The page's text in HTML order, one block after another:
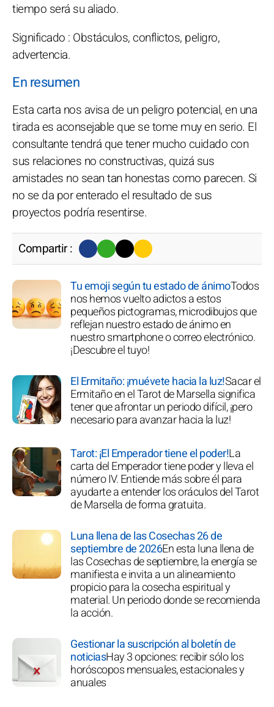
tiempo será su aliado.
Significado : Obstáculos, conflictos, peligro,
advertencia.
En resumen
Esta carta nos avisa de un peligro potencial, en una
tirada es aconsejable que se tome muy en serio. El
consultante tendrá que tener mucho cuidado con
sus relaciones no constructivas, quizá sus
amistades no sean tan honestas como parecen. Si
no se da por enterado el resultado de sus
proyectos podría resentirse.
Compartir :
Tu emoji según tu estado de ánimoTodos
nos hemos vuelto adictos a estos
pequeños pictogramas, microdibujos que
reflejan nuestro estado de ánimo en
nuestro smartphone o correo electrónico.
¡Descubre el tuyo!
El Ermitaño: ¡muévete hacia la luz!Sacar el
Ermitaño en el Tarot de Marsella significa
tener que afrontar un periodo difícil, ¡pero
necesario para avanzar hacia la luz!
Tarot: ¡El Emperador tiene el poder!La
carta del Emperador tiene poder y lleva el
número IV. Entiende más sobre él para
ayudarte a entender los oráculos del Tarot
de Marsella de forma gratuita.
Luna llena de las Cosechas 26 de
septiembre de 2026En esta luna llena de
las Cosechas de septiembre, la energía se
manifiesta e invita a un alineamiento
propicio para la cosecha espiritual y
material. Un periodo donde se recomienda
la acción.
Gestionar la suscripción al boletín de
noticiasHay 3 opciones: recibir sólo los
horóscopos mensuales, estacionales y
anuales